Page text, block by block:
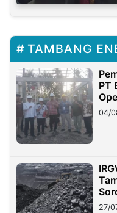
TAMBANG
PT
04/
27/